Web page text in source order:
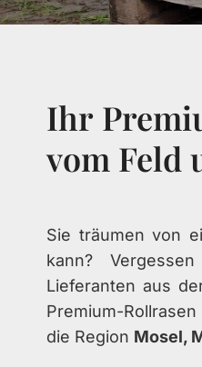
Ihr
vom Feld
Sie träumen von
kann?
Lieferanten aus
Premium-
die Region Mosel,